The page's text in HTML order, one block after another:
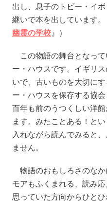
出し、息子のトビー・イ
継いで本を出しています
幽霊の学校』）
この物語の舞台となっ
ー・ハウスです。イギリ
いで、古いものを大切に
ー・ハウスを保存する協
百年も前のうつくしい洋
ます。みたことある！と
入れながら読んでみると
ません。
物語のおもしろさのな
モアもふくまれる、読み
思っていた方向からひと